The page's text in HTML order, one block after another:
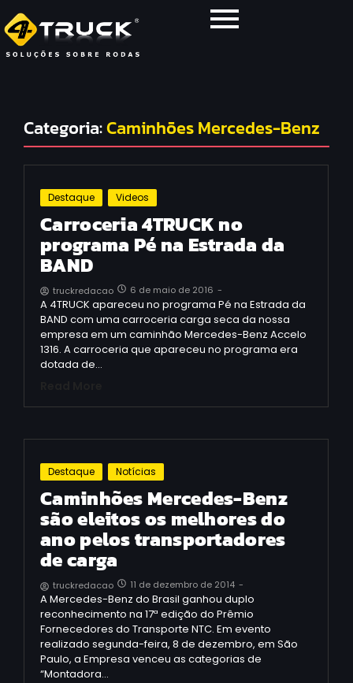
Categoria:Caminhões Mercedes-Benz
Destaque Videos
Carroceria 4TRUCK no
programa Pé na Estrada da
BAND
truckredacao 6 de maio de 2016 -
A 4TRUCK apareceu no programa Pé na Estrada da
BAND com uma carroceria carga seca da nossa
empresa em um caminhão Mercedes-Benz Accelo
1316. A carroceria que apareceu no programa era
dotada de…
Destaque Notícias
Caminhões Mercedes-Benz
são eleitos os melhores do
ano pelos transportadores
de carga
truckredacao 11 de dezembro de 2014 -
A Mercedes-Benz do Brasil ganhou duplo
reconhecimento na 17ª edição do Prêmio
Fornecedores do Transporte NTC. Em evento
realizado segunda-feira, 8 de dezembro, em São
Paulo, a Empresa venceu as categorias de
“Montadora…